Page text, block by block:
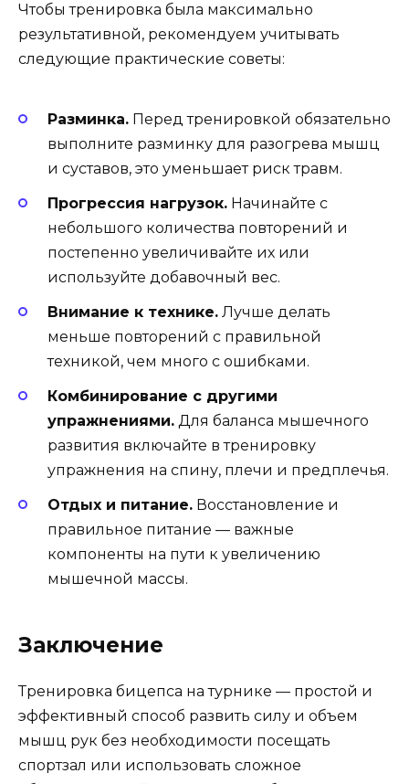
Чтобы тренировка была максимально
результативной, рекомендуем учитывать
следующие практические советы:
Разминка. Перед тренировкой обязательно
выполните разминку для разогрева мышц
и суставов, это уменьшает риск травм.
Прогрессия нагрузок. Начинайте с
небольшого количества повторений и
постепенно увеличивайте их или
используйте добавочный вес.
Внимание к технике. Лучше делать
меньше повторений с правильной
техникой, чем много с ошибками.
Комбинирование с другими
упражнениями. Для баланса мышечного
развития включайте в тренировку
упражнения на спину, плечи и предплечья.
Отдых и питание. Восстановление и
правильное питание — важные
компоненты на пути к увеличению
мышечной массы.
Заключение
Тренировка бицепса на турнике — простой и
эффективный способ развить силу и объем
мышц рук без необходимости посещать
спортзал или использовать сложное